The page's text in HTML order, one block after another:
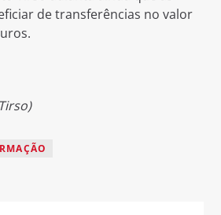
de transferências no valor